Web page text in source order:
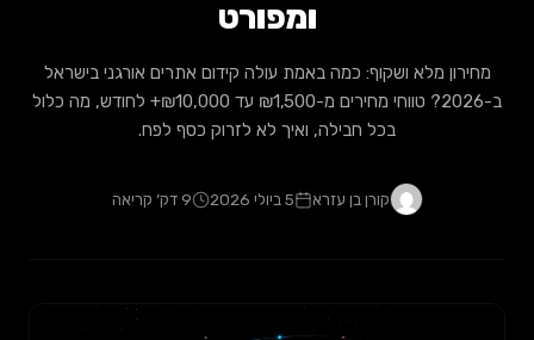
ושקוף: כמה באמת עולה קידום אתרים אורגני בישראל
ב-2026? טווחי מחירים מ-₪1,500 עד ₪10,000+ לחודש, מה כלול
בכל חבילה, ואיך לא לזרוק כסף לפח.
5 ביולי 2026 9 דק׳ קריאה